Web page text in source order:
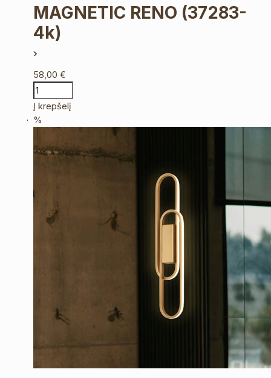
MAGNETIC RENO (37283-
4k)
58,00€
Į krepšelį
%